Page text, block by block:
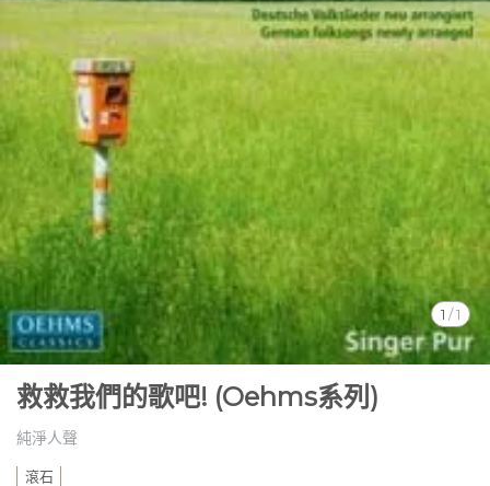
1 /1
救救我們的歌吧! (Oehms系列)
純淨人聲
滾石